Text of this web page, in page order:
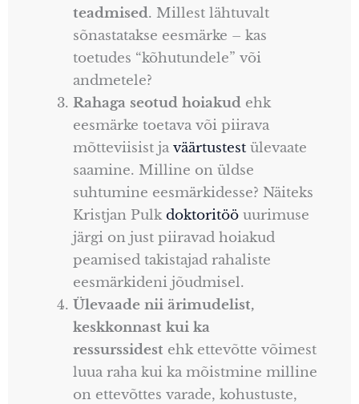
teadmised. Millest lähtuvalt
sõnastatakse eesmärke – kas
toetudes “kõhutundele” või
andmetele?
Rahaga seotud hoiakud ehk
eesmärke toetava või piirava
mõtteviisist ja väärtustest ülevaate
saamine. Milline on üldse
suhtumine eesmärkidesse? Näiteks
Kristjan Pulkdoktoritöö uurimuse
järgi on just piiravad hoiakud
peamised takistajad rahaliste
eesmärkideni jõudmisel.
Ülevaade nii ärimudelist,
keskkonnast kui ka
ressurssidest ehk ettevõtte võimest
luua raha kui ka mõistmine milline
on ettevõttes varade, kohustuste,